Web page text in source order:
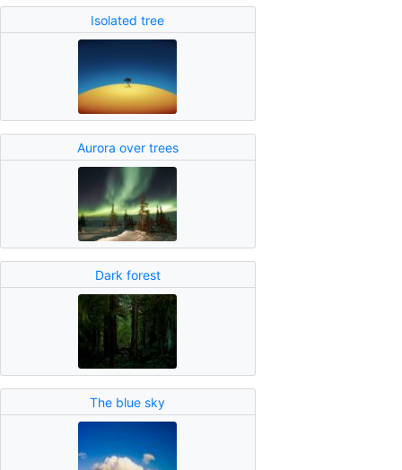
Isolated tree
Aurora over trees
Dark forest
The blue sky